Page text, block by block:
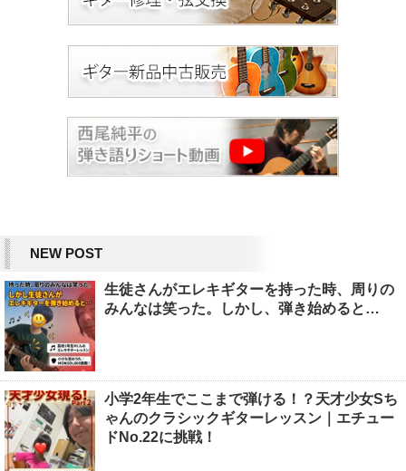
NEW POST
生徒さんがエレキギターを持った時、周りの
みんなは笑った。しかし、弾き始めると…
小学2年生でここまで弾ける！？天才少女Sち
ゃんのクラシックギターレッスン｜エチュー
ドNo.22に挑戦！